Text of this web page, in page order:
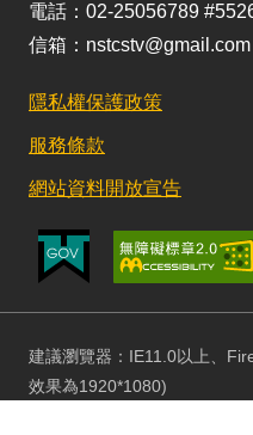
電話：02-25056789
信箱：nstcstv@gmail.com
隱私權保護政策
服務條款
網站資料開放宣告
建議瀏覽器：IE11.0以上、
效果為1920*1080)